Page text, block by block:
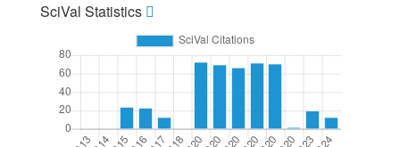
SciVal Statistics